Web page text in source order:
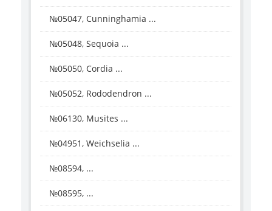
№05047, Cunninghamia ...
№05048, Sequoia ...
№05050, Cordia ...
№05052, Rododendron ...
№06130, Musites ...
№04951, Weichselia ...
№08594, ...
№08595, ...